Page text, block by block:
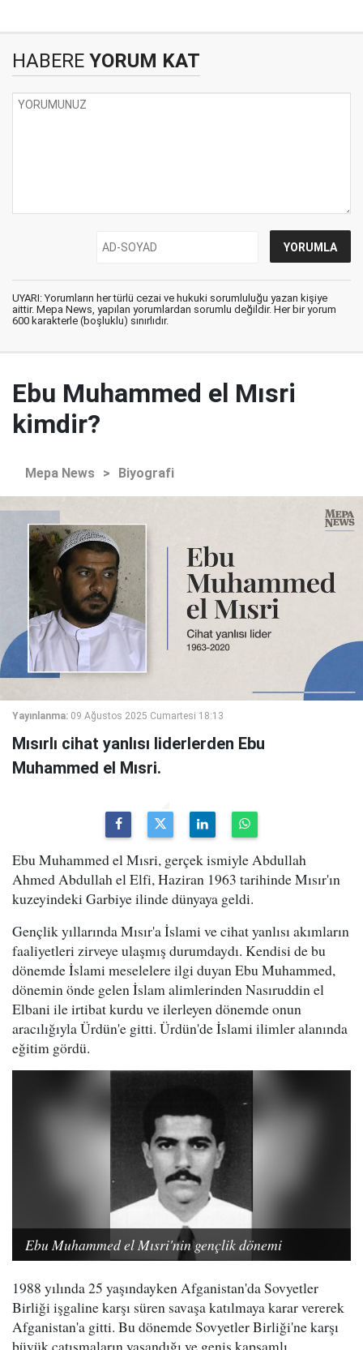
HABERE YORUM KAT
UYARI: Yorumların her türlü cezai ve hukuki sorumluluğu yazan kişiye
aittir. Mepa News, yapılan yorumlardan sorumlu değildir. Her bir yorum
600 karakterle (boşluklu) sınırlıdır.
Ebu Muhammed el Mısri
kimdir?
Mepa News > Biyografi
Yayınlanma: 09 Ağustos 2025 Cumartesi 18:13
Mısırlı cihat yanlısı liderlerden Ebu
Muhammed el Mısri.
Ebu Muhammed el Mısri, gerçek ismiyle Abdullah
Ahmed Abdullah el Elfi, Haziran 1963 tarihinde Mısır'ın
kuzeyindeki Garbiye ilinde dünyaya geldi.
Gençlik yıllarında Mısır'a İslami ve cihat yanlısı akımların
faaliyetleri zirveye ulaşmış durumdaydı. Kendisi de bu
dönemde İslami meselelere ilgi duyan Ebu Muhammed,
dönemin önde gelen İslam alimlerinden Nasıruddin el
Elbani ile irtibat kurdu ve ilerleyen dönemde onun
aracılığıyla Ürdün'e gitti. Ürdün'de İslami ilimler alanında
eğitim gördü.
Ebu Muhammed el Mısri'nin gençlik dönemi
1988 yılında 25 yaşındayken Afganistan'da Sovyetler
Birliği işgaline karşı süren savaşa katılmaya karar vererek
Afganistan'a gitti. Bu dönemde Sovyetler Birliği'ne karşı